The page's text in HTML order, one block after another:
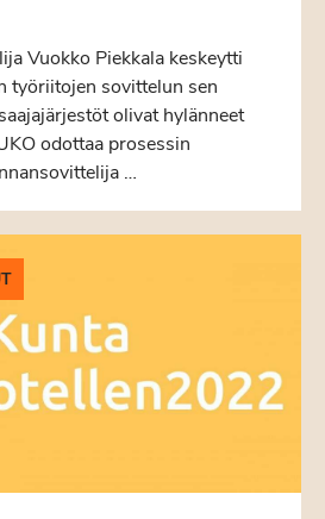
Vuokko Piekkala keskeytti
työriitojen sovittelun sen
olivat hylänneet
odottaa prosessin
…